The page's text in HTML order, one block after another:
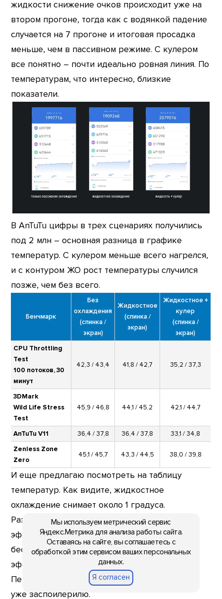
жидкости снижение очков происходит уже на
втором прогоне, тогда как с водянкой падение
случается на 7 прогоне и итоговая просадка
меньше, чем в пассивном режиме. С кулером
все понятно – почти идеально ровная линия. По
температурам, что интересно, близкие
показатели.
В AnTuTu цифры в трех сценариях получились
под 2 млн – основная разница в графике
температур. С кулером меньше всего нагрелся,
и с контуром ЖО рост температуры случился
позже, чем без всего.
Бенчмарк
Без
охлаждения
(спинка /
экран)
Жидкостное
(спинка /
экран)
Жидкостное +
кулер
(спинка /
экран)
CPU Throttling
Test
100 потоков, 30
минут
42,3 / 43,4 41,8 / 42,7 35,2 / 37,3
3DMark
Wild Life Stress
Test
45,9 / 46,8 44,1 / 45,2 42,1 / 44,7
AnTuTu V11 36,4 / 37,8 36,4 / 37,8
33,1 / 34,8
Zenless Zone
Zero
45,1 / 45,7 43,3 / 44,5 38,0 / 39,8
И еще предлагаю посмотреть на таблицу
температур. Как видите, жидкостное
охлаждение снимает около 1 градуса.
Разумеется, связка с кулером намного
эффективнее, но назвать помпу прям
бесполезной нельзя – она работает и
эффективна ровно в меру своих размеров.
Перейдём к играм, тем более что частично я
уже заспойлерилю.
Мы используем метрический сервис
Яндекс.Метрика для анализа работы сайта.
Оставаясь на сайте, вы соглашаетесь с
обработкой этим сервисом ваших персональных
данных.
Я согласен